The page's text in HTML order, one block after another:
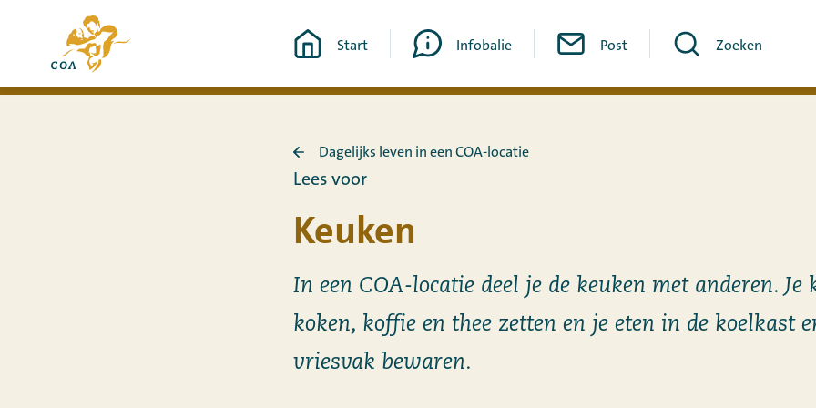
de
Naar
de
startpagina
Start Infobalie Post Zoeken
Terug
naar
leven
COA-
locatie
Dagelijks leven in een COA-locatie
Lees voor
Keuken
In een COA-locatie deel je de keuken met anderen. Je
koken, koffie en thee zetten en je eten in de koelkast
vriesvak bewaren.